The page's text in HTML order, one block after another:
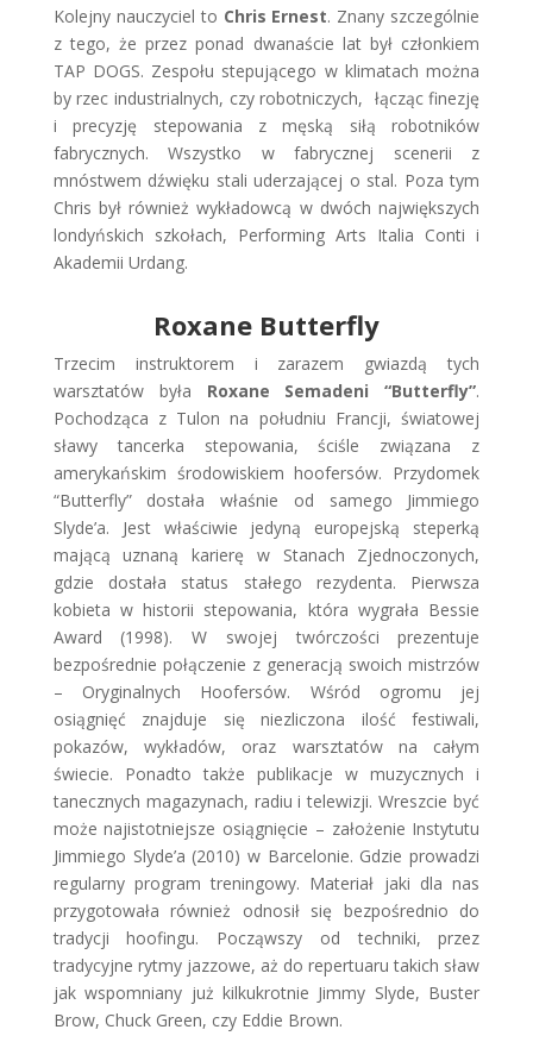
Kolejny nauczyciel to Chris Ernest. Znany szczególnie
z tego, że przez ponad dwanaście lat był członkiem
TAP DOGS. Zespołu stepującego w klimatach można
by rzec industrialnych, czy robotniczych, łącząc finezję
i precyzję stepowania z męską siłą robotników
fabrycznych. Wszystko w fabrycznej scenerii z
mnóstwem dźwięku stali uderzającej o stal. Poza tym
Chris był również wykładowcą w dwóch największych
londyńskich szkołach, Performing Arts Italia Conti i
Akademii Urdang.
Roxane Butterfly
Trzecim instruktorem i zarazem gwiazdą tych
warsztatów była Roxane Semadeni “Butterfly”.
Pochodząca z Tulon na południu Francji, światowej
sławy tancerka stepowania, ściśle związana z
amerykańskim środowiskiem hoofersów. Przydomek
“Butterfly” dostała właśnie od samego Jimmiego
Slyde’a. Jest właściwie jedyną europejską steperką
mającą uznaną karierę w Stanach Zjednoczonych,
gdzie dostała status stałego rezydenta. Pierwsza
kobieta w historii stepowania, która wygrała Bessie
Award (1998). W swojej twórczości prezentuje
bezpośrednie połączenie z generacją swoich mistrzów
– Oryginalnych Hoofersów. Wśród ogromu jej
osiągnięć znajduje się niezliczona ilość festiwali,
pokazów, wykładów, oraz warsztatów na całym
świecie. Ponadto także publikacje w muzycznych i
tanecznych magazynach, radiu i telewizji. Wreszcie być
może najistotniejsze osiągnięcie – założenie Instytutu
Jimmiego Slyde’a (2010) w Barcelonie. Gdzie prowadzi
regularny program treningowy. Materiał jaki dla nas
przygotowała również odnosił się bezpośrednio do
tradycji hoofingu. Począwszy od techniki, przez
tradycyjne rytmy jazzowe, aż do repertuaru takich sław
jak wspomniany już kilkukrotnie Jimmy Slyde, Buster
Brow, Chuck Green, czy Eddie Brown.